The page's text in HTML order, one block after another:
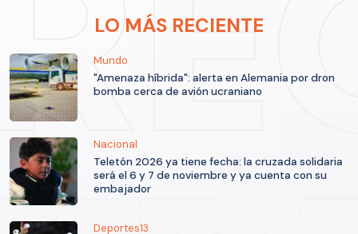
LO MÁS RECIENTE
Mundo
"Amenaza híbrida": alerta en Alemania por dron
bomba cerca de avión ucraniano
Nacional
Teletón 2026 ya tiene fecha: la cruzada solidaria
será el 6 y 7 de noviembre y ya cuenta con su
embajador
Deportes13